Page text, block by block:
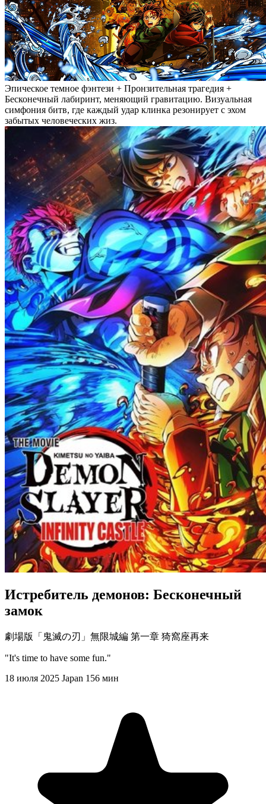
Эпическое темное фэнтези + Пронзительная трагедия +
Бесконечный лабиринт, меняющий гравитацию. Визуальная
симфония битв, где каждый удар клинка резонирует с эхом
забытых человеческих жиз.
Истребитель демонов: Бесконечный
замок
劇場版「鬼滅の刃」無限城編 第一章 猗窩座再来
"It's time to have some fun."
18 июля 2025 Japan 156 мин